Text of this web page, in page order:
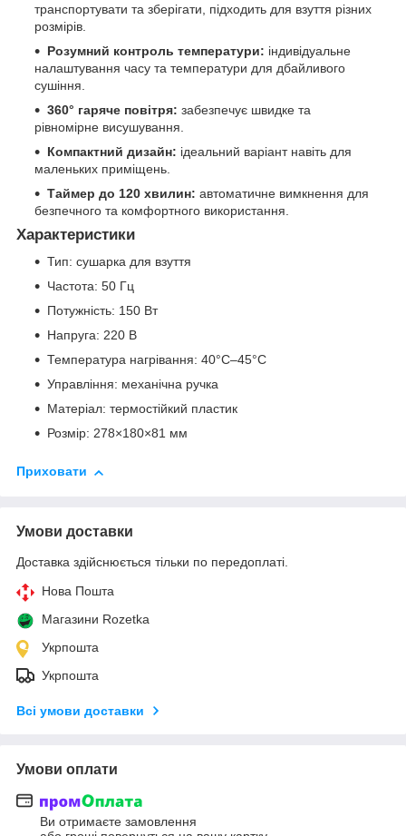
транспортувати та зберігати, підходить для взуття різних
розмірів.
Розумний контроль температури: індивідуальне
налаштування часу та температури для дбайливого
сушіння.
360° гаряче повітря: забезпечує швидке та
рівномірне висушування.
Компактний дизайн: ідеальний варіант навіть для
маленьких приміщень.
Таймер до 120 хвилин: автоматичне вимкнення для
безпечного та комфортного використання.
Характеристики
Тип: сушарка для взуття
Частота: 50 Гц
Потужність: 150 Вт
Напруга: 220 В
Температура нагрівання: 40°C–45°C
Управління: механічна ручка
Матеріал: термостійкий пластик
Розмір: 278×180×81 мм
Приховати
Умови доставки
Доставка здійснюється тільки по передоплаті.
Нова Пошта
Магазини Rozetka
Укрпошта
Укрпошта
Всі умови доставки
Умови оплати
Ви отримаєте замовлення